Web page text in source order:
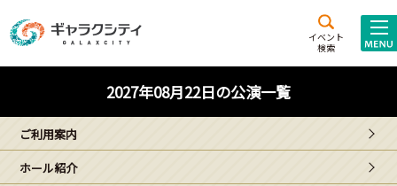
イベント
検索
施設案内
西新井
文化ホール
ギャラクシティとは
2027年08月22日の公演一覧
ご利用案内
ホール紹介